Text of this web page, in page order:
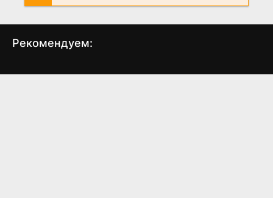
Рекомендуем:
Я украла первую ночь
Спотыкайтесь